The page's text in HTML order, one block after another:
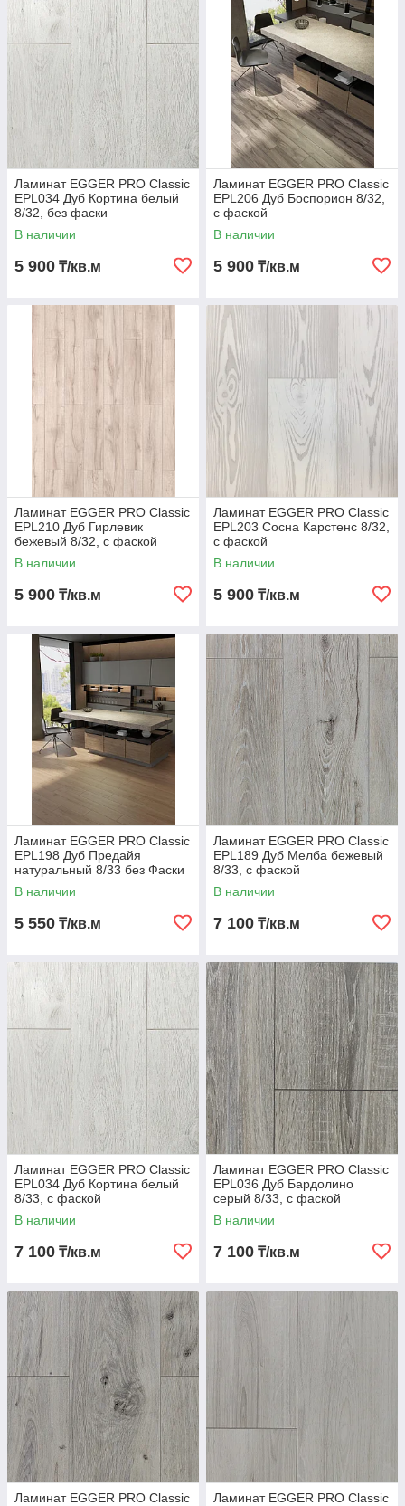
Ламинат EGGER PRO Classic
EPL034 Дуб Кортина белый
8/32, без фаски
В наличии
5 900 ₸/кв.м
Ламинат EGGER PRO Classic
EPL206 Дуб Боспорион 8/32,
с фаской
В наличии
5 900 ₸/кв.м
Ламинат EGGER PRO Classic
EPL210 Дуб Гирлевик
бежевый 8/32, с фаской
В наличии
5 900 ₸/кв.м
Ламинат EGGER PRO Classic
EPL203 Сосна Карстенс 8/32,
с фаской
В наличии
5 900 ₸/кв.м
Ламинат EGGER PRO Classic
EPL198 Дуб Предайя
натуральный 8/33 без Фаски
В наличии
5 550 ₸/кв.м
Ламинат EGGER PRO Classic
EPL189 Дуб Мелба бежевый
8/33, с фаской
В наличии
7 100 ₸/кв.м
Ламинат EGGER PRO Classic
EPL034 Дуб Кортина белый
8/33, с фаской
В наличии
7 100 ₸/кв.м
Ламинат EGGER PRO Classic
EPL036 Дуб Бардолино
серый 8/33, с фаской
В наличии
7 100 ₸/кв.м
Ламинат EGGER PRO Classic
Ламинат EGGER PRO Classic